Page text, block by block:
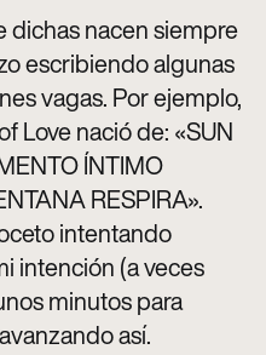
dichas nacen siempre
escribiendo algunas
vagas. Por ejemplo,
Love nació de: «SUN
ÍNTIMO
RESPIRA».
intentando
intención (a veces
minutos para
así.